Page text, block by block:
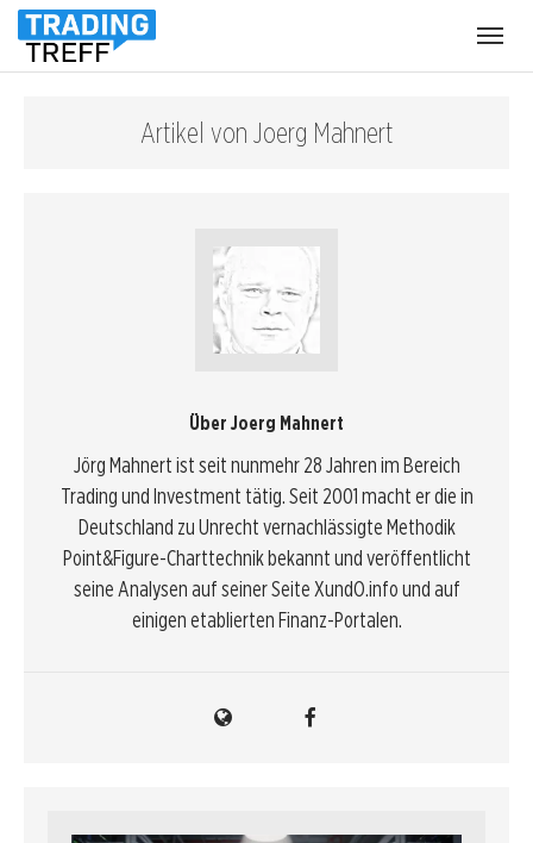
Artikel von Joerg Mahnert
Über Joerg Mahnert
Jörg Mahnert ist seit nunmehr 28 Jahren im Bereich
Trading und Investment tätig. Seit 2001 macht er die in
Deutschland zu Unrecht vernachlässigte Methodik
Point&Figure-Charttechnik bekannt und veröffentlicht
seine Analysen auf seiner Seite XundO.info und auf
einigen etablierten Finanz-Portalen.